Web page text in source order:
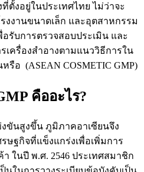
ที่ตั้งอยู่ในประเทศไทย ไม่ว่าจะ
งงานขนาดเล็ก และอุตสาหกรรม
อรับการตรวจสอบประเมิน และ
เครื่องสำอางตามแนววิธีการใน
รือ (ASEAN COSMETIC GMP)
คืออะไร?
ขันสูงขึ้น ภูมิภาคอาเซียนจึง
ษฐกิจที่แข็งแกร่งเพื่อเพิ่มการ
ในปี พ.ศ. 2546 ประเทศสมาชิก